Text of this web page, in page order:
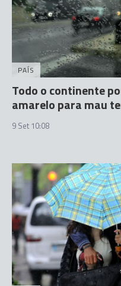
PAÍS
Todo o continente
amarelo para mau
9 Set 10:08